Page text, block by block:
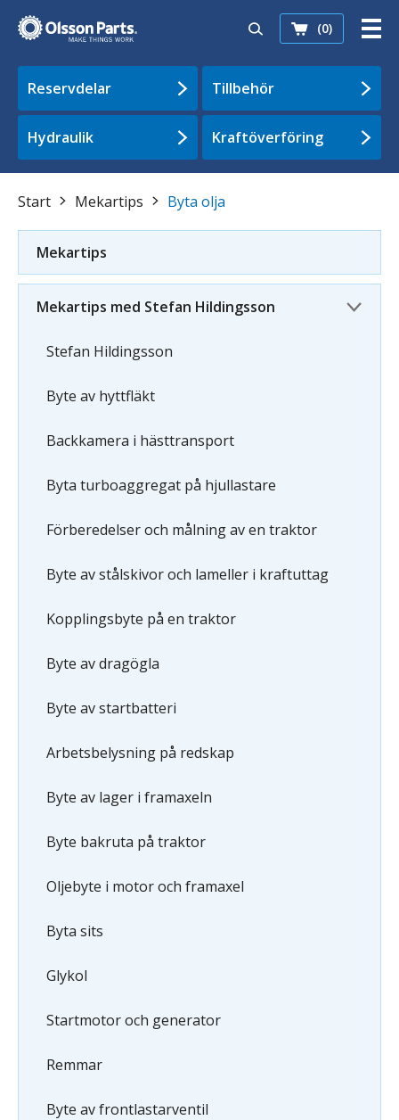
(0)
Reservdelar Tillbehör
Hydraulik Kraftöverföring
Start Mekartips Byta olja
Mekartips
Mekartips med Stefan Hildingsson
Stefan Hildingsson
Byte av hyttfläkt
Backkamera i hästtransport
Byta turboaggregat på hjullastare
Förberedelser och målning av en traktor
Byte av stålskivor och lameller i kraftuttag
Kopplingsbyte på en traktor
Byte av dragögla
Byte av startbatteri
Arbetsbelysning på redskap
Byte av lager i framaxeln
Byte bakruta på traktor
Oljebyte i motor och framaxel
Byta sits
Glykol
Startmotor och generator
Remmar
Byte av frontlastarventil